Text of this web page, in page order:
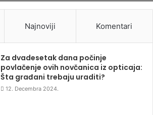
Najnoviji Komentari
Za dvadesetak dana počinje
povlačenje ovih novčanica iz opticaja:
Šta građani trebaju uraditi?
12. Decembra 2024.